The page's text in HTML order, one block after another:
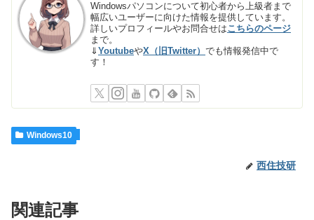
Windowsパソコンについて初心者から上級者まで
幅広いユーザーに向けた情報を提供しています。
詳しいプロフィールやお問合せはこちらのページ
まで。
⇓YoutubeやX（旧Twitter）でも情報発信中で
す！
Windows10
西住技研
関連記事